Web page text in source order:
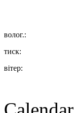
волог.:
тиск:
вітер: